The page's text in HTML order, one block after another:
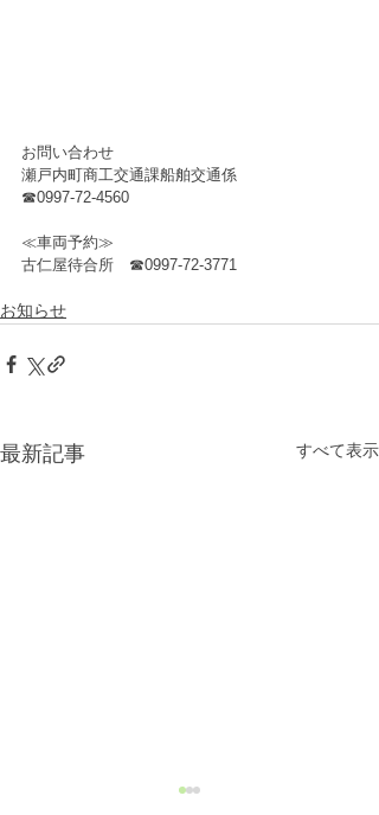
お問い合わせ
瀬戸内町商工交通課船舶交通係
☎0997-72-4560
≪車両予約≫
古仁屋待合所　☎0997-72-3771
お知らせ
最新記事 すべて表示